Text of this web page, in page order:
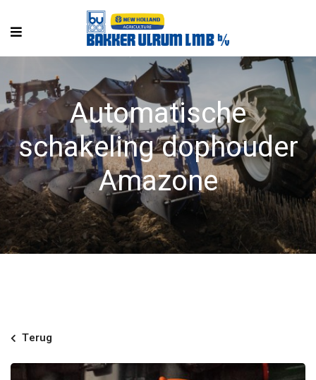
Automatische
schakeling dophouder
Amazone
Terug